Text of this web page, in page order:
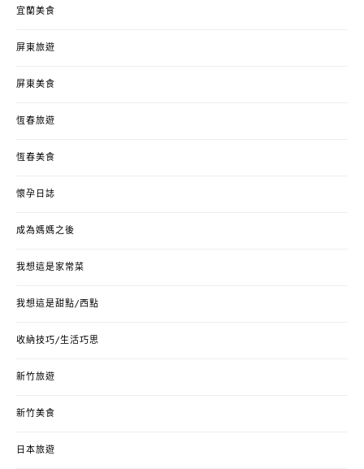
宜蘭美食
屏東旅遊
屏東美食
恆春旅遊
恆春美食
懷孕日誌
成為媽媽之後
我想這是家常菜
我想這是甜點/西點
收納技巧/生活巧思
新竹旅遊
新竹美食
日本旅遊